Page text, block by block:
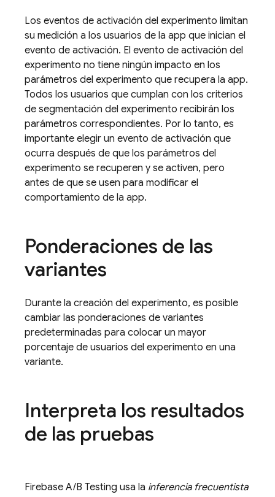
Los eventos de activación del experimento limitan
su medición a los usuarios de la app que inician el
evento de activación. El evento de activación del
experimento no tiene ningún impacto en los
parámetros del experimento que recupera la app.
Todos los usuarios que cumplan con los criterios
de segmentación del experimento recibirán los
parámetros correspondientes. Por lo tanto, es
importante elegir un evento de activación que
ocurra después de que los parámetros del
experimento se recuperen y se activen, pero
antes de que se usen para modificar el
comportamiento de la app.
Ponderaciones de las
variantes
Durante la creación del experimento, es posible
cambiar las ponderaciones de variantes
predeterminadas para colocar un mayor
porcentaje de usuarios del experimento en una
variante.
Interpreta los resultados
de las pruebas
Firebase A/B Testing usa la inferencia frecuentista